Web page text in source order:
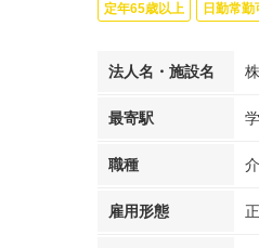
定年65歳以上 日勤常勤
法人名・施設名
最寄駅
職種
雇用形態